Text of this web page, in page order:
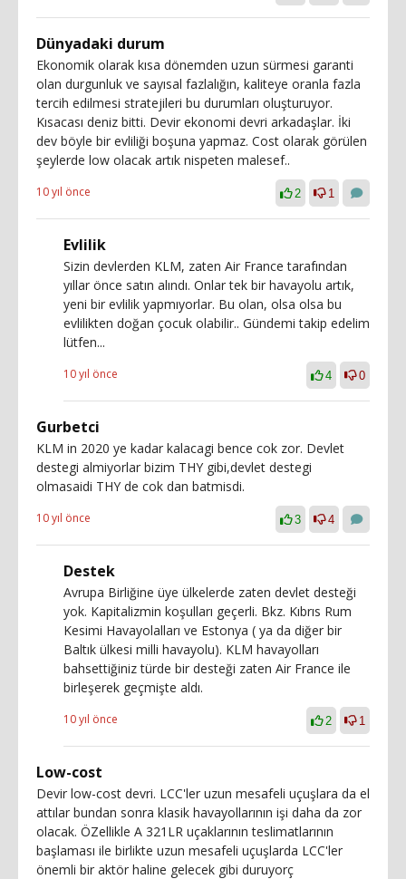
Dünyadaki durum
Ekonomik olarak kısa dönemden uzun sürmesi garanti
olan durgunluk ve sayısal fazlalığın, kaliteye oranla fazla
tercih edilmesi stratejileri bu durumları oluşturuyor.
Kısacası deniz bitti. Devir ekonomi devri arkadaşlar. İki
dev böyle bir evliliği boşuna yapmaz. Cost olarak görülen
şeylerde low olacak artık nispeten malesef..
10 yıl önce 2 1
Evlilik
Sizin devlerden KLM, zaten Air France tarafından
yıllar önce satın alındı. Onlar tek bir havayolu artık,
yeni bir evlilik yapmıyorlar. Bu olan, olsa olsa bu
evlilikten doğan çocuk olabilir.. Gündemi takip edelim
lütfen...
10 yıl önce 4 0
Gurbetci
KLM in 2020 ye kadar kalacagi bence cok zor. Devlet
destegi almiyorlar bizim THY gibi,devlet destegi
olmasaidi THY de cok dan batmisdi.
10 yıl önce 3 4
Destek
Avrupa Birliğine üye ülkelerde zaten devlet desteği
yok. Kapitalizmin koşulları geçerli. Bkz. Kıbrıs Rum
Kesimi Havayolalları ve Estonya ( ya da diğer bir
Baltık ülkesi milli havayolu). KLM havayolları
bahsettiğiniz türde bir desteği zaten Air France ile
birleşerek geçmişte aldı.
10 yıl önce 2 1
Low-cost
Devir low-cost devri. LCC'ler uzun mesafeli uçuşlara da el
attılar bundan sonra klasik havayollarının işi daha da zor
olacak. ÖZellikle A 321LR uçaklarının teslimatlarının
başlaması ile birlikte uzun mesafeli uçuşlarda LCC'ler
önemli bir aktör haline gelecek gibi duruyorç